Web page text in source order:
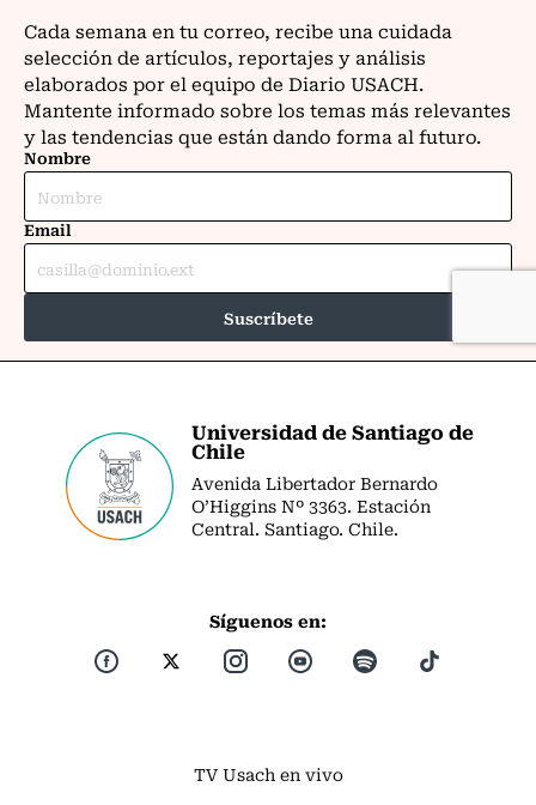
Universidad de Santiago de
Chile
Avenida Libertador Bernardo
O’Higgins Nº 3363. Estación
Central. Santiago. Chile.
Síguenos en:
TV Usach en vivo